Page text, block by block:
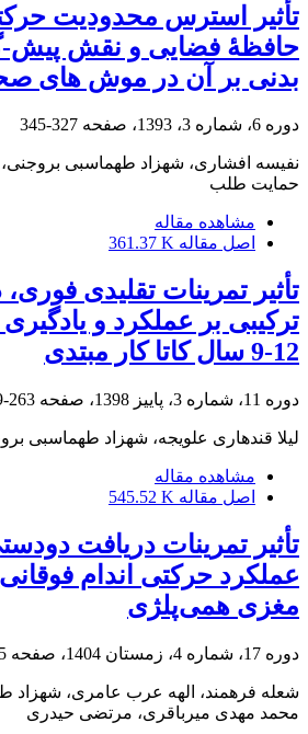
تأثیر استرس محدودیت
حافظۀ فضایی و نقش پیش-
بدنی بر آن در موش های
دوره 6، شماره 3، 1393، صفحه 327-345
نفیسه افشاری، شهزاد طهماسبی
حمایت طلب
مشاهده مقاله
اصل مقاله 361.37 K
تأثیر تمرینات تقلیدی
ترکیبی بر عملکرد و
12-9 سال کاتا کار مبتدی
دوره 11، شماره 3، پاییز 1398، صفحه 263-279
لیلا قندهاری علویجه، شهزاد طهماسبی
مشاهده مقاله
اصل مقاله 545.52 K
تأثیر تمرینات دریافت
عملکرد حرکتی اندام
مغزی همی‌پلژی
دوره 17، شماره 4، زمستان 1404، صفحه
شعله فرهمند، الهه عرب عامری، شهزاد
محمد مهدی میرباقری، مرتضی حیدری